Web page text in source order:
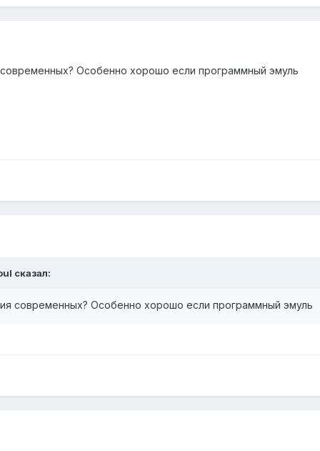
Особенно хорошо если программный эмуль
сказал:
современных? Особенно хорошо если программный эмуль